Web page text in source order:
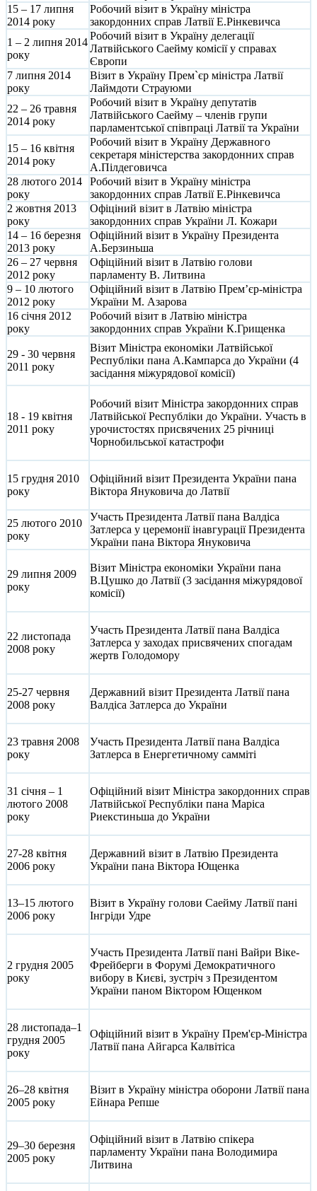
15 – 17 липня
2014 року
Робочий візит в Україну міністра
закордонних справ Латвії Е.Рінкевичса
1 – 2 липня 2014
року
Робочий візит в Україну делегації
Латвійського Саейму комісії у справах
Європи
7 липня 2014
року
Візит в Україну Прем`єр міністра Латвії
Лаймдоти Страуюми
22 – 26 травня
2014 року
Робочий візит в Україну депутатів
Латвійського Саейму – членів групи
парламентської співпраці Латвії та України
15 – 16 квітня
2014 року
Робочий візит в Україну Державного
секретаря міністерства закордонних справ
А.Пілдеговичса
28 лютого 2014
року
Робочий візит в Україну міністра
закордонних справ Латвії Е.Рінкевичса
2 жовтня 2013
року
Офіціний візит в Латвію міністра
закордонних справ України Л. Кожари
14 – 16 березня
2013 року
Офіційний візит в Україну Президента
А.Берзиньша
26 – 27 червня
2012 року
Офіційний візит в Латвію голови
парламенту В. Литвина
9 – 10 лютого
2012 року
Офіційний візит в Латвію Прем’єр-міністра
України М. Азарова
16 січня 2012
року
Робочий візит в Латвію міністра
закордонних справ України К.Грищенка
29 - 30 червня
2011 року
Візит Міністра економіки Латвійської
Республіки пана А.Кампарса до України (4
засідання міжурядової комісії)
18 - 19 квітня
2011 року
Робочий візит Міністра закордонних справ
Латвійської Республіки до України. Участь в
урочистостях присвячених 25 річниці
Чорнобильської катастрофи
15 грудня 2010
року
Офіційний візит Президента України пана
Віктора Януковича до Латвії
25 лютого 2010
року
Участь Президента Латвії пана Валдіса
Затлерса у церемонії інавгурації Президента
України пана Віктора Януковича
29 липня 2009
року
Візит Міністра економіки України пана
В.Цушко до Латвії (3 засідання міжурядової
комісії)
22 листопада
2008 року
Участь Президента Латвії пана Валдіса
Затлерса у заходах присвячених спогадам
жертв Голодомору
25-27 червня
2008 року
Державний візит Президента Латвії пана
Валдіса Затлерса до України
23 травня 2008
року
Участь Президента Латвії пана Валдіса
Затлерса в Енергетичному самміті
31 січня – 1
лютого 2008
року
Офіційний візит Міністра закордонних справ
Латвійської Республіки пана Маріса
Риекстиньша до України
27-28 квітня
2006 року
Державний візит в Латвію Президента
України пана Віктора Ющенка
13–15 лютого
2006 року
Візит в Україну голови Саейму Латвії пані
Інгріди Удре
2 грудня 2005
року
Участь Президента Латвії пані Вайри Віке-
Фрейберги в Форумі Демократичного
вибору в Києві, зустріч з Президентом
України паном Віктором Ющенком
28 листопада–1
грудня 2005
року
Офіційний візит в Україну Прем'єр-Міністра
Латвії пана Айгарса Калвітіса
26–28 квітня
2005 року
Візит в Україну міністра оборони Латвії пана
Ейнара Репше
29–30 березня
2005 року
Офіційний візит в Латвію спікера
парламенту України пана Володимира
Литвина